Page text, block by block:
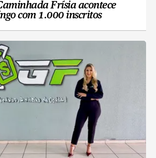
Frísia acontece
com 1.000 inscritos